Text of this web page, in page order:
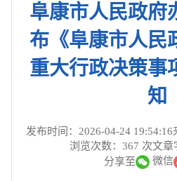
阜康市人民政府
布《阜康市人民
重大行政决策事
知
发布时间：2026-04-24 19:54:16
浏览次数： 367 次文章
分享至
微信